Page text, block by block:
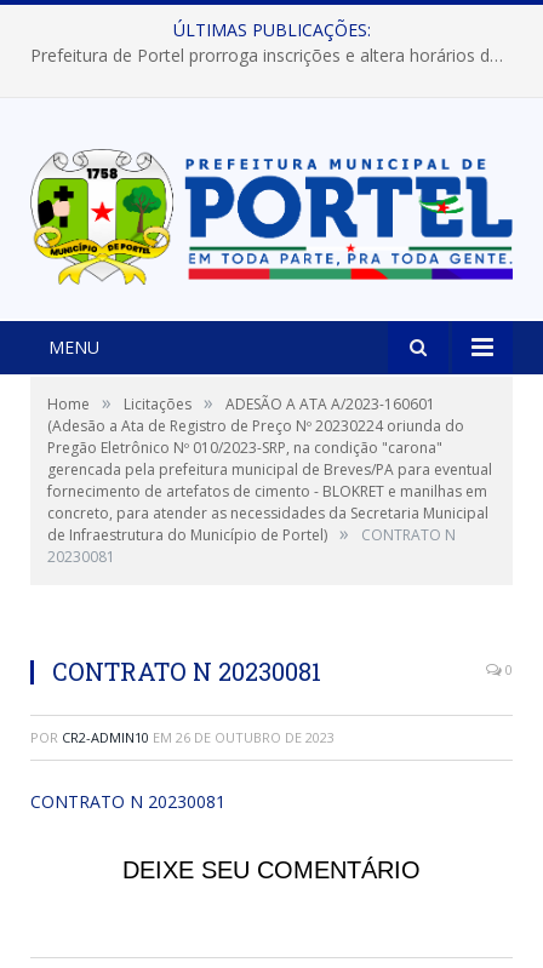
ÚLTIMAS PUBLICAÇÕES:
Prefeitura de Portel prorroga inscrições e altera horários dos concursos “Musa” e “Miss Mix Verão 2026”
MENU
Home » Licitações »
ADESÃO A ATA A/2023-160601
(Adesão a Ata de Registro de Preço Nº 20230224 oriunda do
Pregão Eletrônico Nº 010/2023-SRP, na condição "carona"
gerencada pela prefeitura municipal de Breves/PA para eventual
fornecimento de artefatos de cimento - BLOKRET e manilhas em
concreto, para atender as necessidades da Secretaria Municipal
de Infraestrutura do Município de Portel) »
CONTRATO N
20230081
CONTRATO N 20230081 0
POR CR2-ADMIN10 EM 26 DE OUTUBRO DE 2023
CONTRATO N 20230081
DEIXE SEU COMENTÁRIO